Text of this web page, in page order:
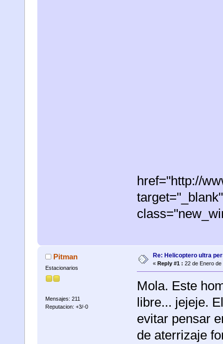
href="http://
target="_blank"
Pitman
Estacionarios
Mensajes: 211
Reputacion: +3/-0
Re: Helicoptero ultra
« Reply #1 : 22 de Enero
Mola. Este
libre... jejeje.
evitar pensar
de aterrizaje